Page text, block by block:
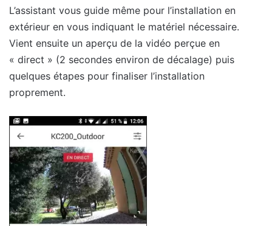
L’assistant vous guide même pour l’installation en
extérieur en vous indiquant le matériel nécessaire.
Vient ensuite un aperçu de la vidéo perçue en
« direct » (2 secondes environ de décalage) puis
quelques étapes pour finaliser l’installation
proprement.